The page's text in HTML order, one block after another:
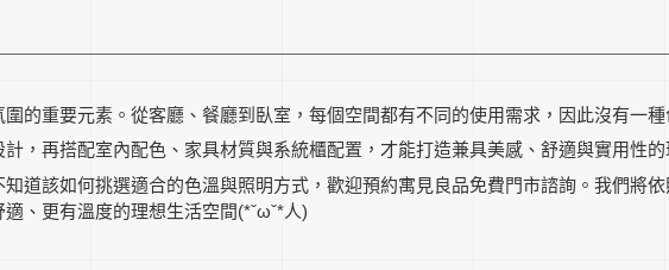
的重要元素。從客廳、餐廳到臥室，每個空間都有不同的使用需求，因此沒有一種
，再搭配室內配色、家具材質與系統櫃配置，才能打造兼具美感、舒適與實用性的
道該如何挑選適合的色溫與照明方式，歡迎預約寓見良品免費門市諮詢。我們將
、更有溫度的理想生活空間(*ˇωˇ*人)